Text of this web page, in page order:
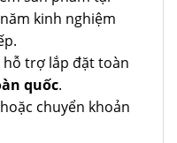
kinh nghiệm
trợ lắp đặt toàn
quốc.
chuyển khoản